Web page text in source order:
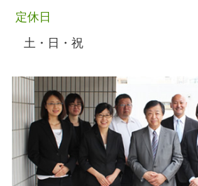
定休日
土・日・祝